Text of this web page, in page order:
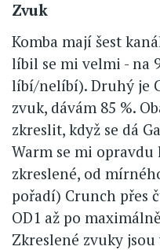
Zvuk
Komba mají šest
líbil se mi velmi - na
líbí/nelíbí). Druhý je
zvuk, dávám 85 %.
zkreslit, když se dá
Warm se mi
zkreslené, od
pořadí) Crunch přes
OD1 až po
Zkreslené zvuky